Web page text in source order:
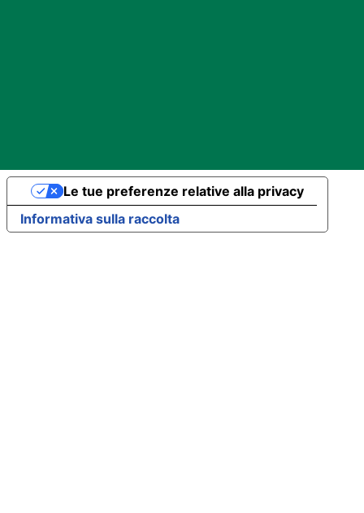
Informativa sulla raccolta
Le tue preferenze relative alla privacy